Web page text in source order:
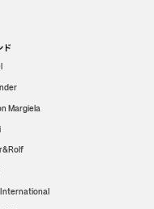
ド
Margiela